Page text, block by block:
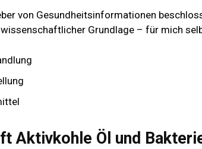
von Gesundheitsinformationen
Grundlage – für mich
Aktivkohle Öl und